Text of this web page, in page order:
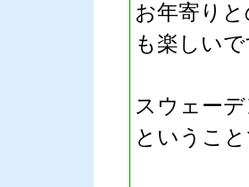
お年寄り
も楽しいで
スウェー
ということ